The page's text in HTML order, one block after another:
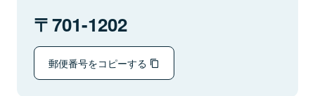
701-1202
郵便番号をコピーする